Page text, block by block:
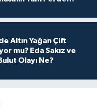
Altın Yağan Çift
mu? Eda Sakız ve
Olayı Ne?